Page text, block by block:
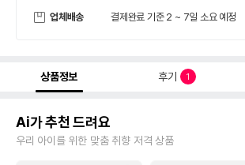
업체배송 결제완료 기준 2 ~ 7일 소요 예정
상품정보 후기 1
Ai가 추천 드려요
우리 아이를 위한 맞춤 취향 저격 상품